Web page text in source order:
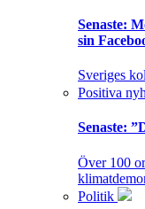
Senaste:
sin
Sveriges
Positiva
Senaste:
Över 100
Politik